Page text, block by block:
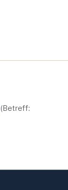
(Betreff: